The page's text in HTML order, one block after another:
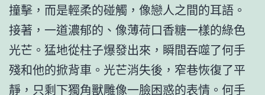
撞擊，而是輕柔的碰觸，像戀人之間的耳語。
接著，一道濃郁的、像薄荷口香糖一樣的綠色
光芒。猛地從柱子爆發出來，瞬間吞噬了何手
殘和他的掀背車。光芒消失後，窄巷恢復了平
靜，只剩下獨角獸雕像一臉困惑的表情。何手